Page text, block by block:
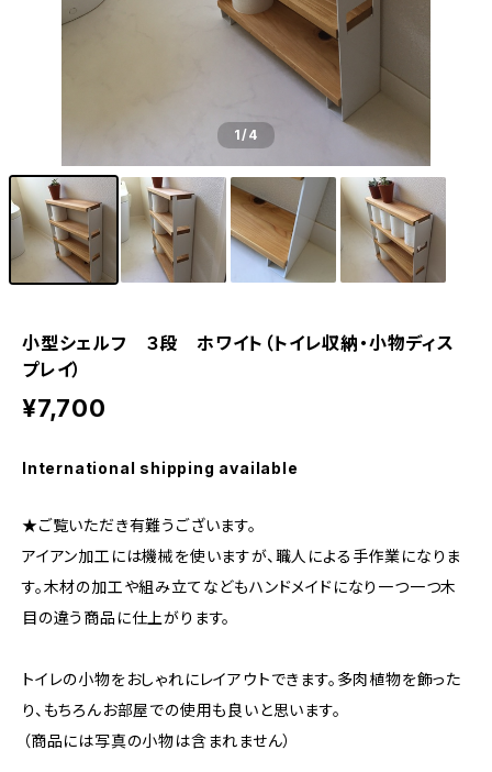
1/4
小型シェルフ ３段 ホワイト（トイレ収納・小物ディス
プレイ）
¥7,700
International shipping available
★ご覧いただき有難うございます。
アイアン加工には機械を使いますが、職人による手作業になりま
す。木材の加工や組み立てなどもハンドメイドになり一つ一つ木
目の違う商品に仕上がります。
トイレの小物をおしゃれにレイアウトできます。多肉植物を飾った
り、もちろんお部屋での使用も良いと思います。
（商品には写真の小物は含まれません）